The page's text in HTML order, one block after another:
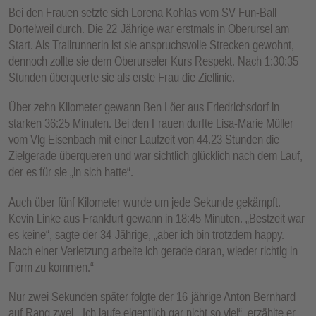
Bei den Frauen setzte sich Lorena Kohlas vom SV Fun-Ball
Dortelweil durch. Die 22-Jährige war erstmals in Oberursel am
Start. Als Trailrunnerin ist sie anspruchsvolle Strecken gewohnt,
dennoch zollte sie dem Oberurseler Kurs Respekt. Nach 1:30:35
Stunden überquerte sie als erste Frau die Ziellinie.
Über zehn Kilometer gewann Ben Löer aus Friedrichsdorf in
starken 36:25 Minuten. Bei den Frauen durfte Lisa-Marie Müller
vom Vlg Eisenbach mit einer Laufzeit von 44.23 Stunden die
Zielgerade überqueren und war sichtlich glücklich nach dem Lauf,
der es für sie „in sich hatte“.
Auch über fünf Kilometer wurde um jede Sekunde gekämpft.
Kevin Linke aus Frankfurt gewann in 18:45 Minuten. „Bestzeit war
es keine“, sagte der 34-Jährige, „aber ich bin trotzdem happy.
Nach einer Verletzung arbeite ich gerade daran, wieder richtig in
Form zu kommen.“
Nur zwei Sekunden später folgte der 16-jährige Anton Bernhard
auf Rang zwei. „Ich laufe eigentlich gar nicht so viel“, erzählte er